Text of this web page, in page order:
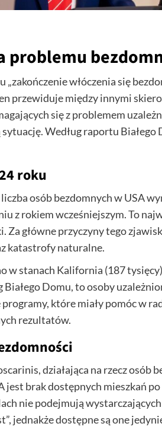
włóczenia się
przewiduje między innymi
się z problemem
Według raportu Białego
roku
osób bezdomnych w USA
z rokiem wcześniejszym. To
główne przyczyny tego
katastrofy naturalne.
w stanach Kalifornia (187
Białego Domu, to osoby
które miały pomóc w
rezultatów.
działająca na rzecz osób
jest brak dostępnych mieszkań
nie podejmują
jednakże dostępne są one